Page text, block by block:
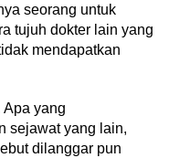
seorang untuk
tujuh dokter lain yang
mendapatkan
Apa yang
sejawat yang lain,
dilanggar pun